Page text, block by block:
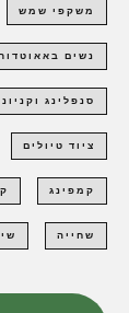
משקפי שמש
נשים באאוטדור
סנפלינג
ציוד טיולים
קמפינג
שחייה